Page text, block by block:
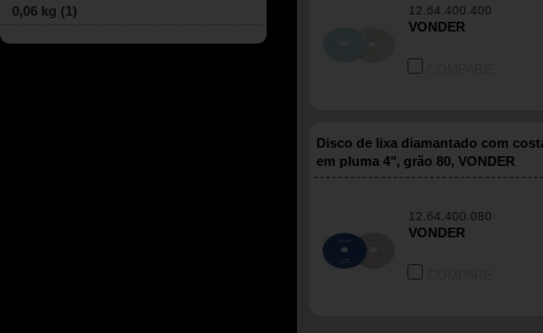
0,06 kg (1) 12.64.400.400
VONDER
Disco de lixa diamantado com
em pluma 4", grão 80, VONDER
12.64.400.080
VONDER